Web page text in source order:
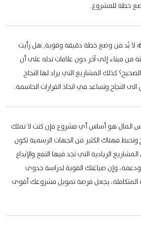
خطة للمشروع.
لا بُد من وضع خطة دقيقة وقوية, هل رأيت
من ميناء إلى آخر دون علامات تدله على أن
كذلك المشاريع التي يراد لها النجاح
النجاح وتساعد في اتخاذ القرارات الحاسمة.
المال هو أساس أي مشروع فإن كنت لا تملك
وتحبط فهناك الكثير من الجهات الرسمية تكون
الريادية التي تجد فيها النفع والإبداع
ودعمه، وإن صياغتك القوية لدراسة جدوى
يجعل فرصة تمويل مشروعك أقوى